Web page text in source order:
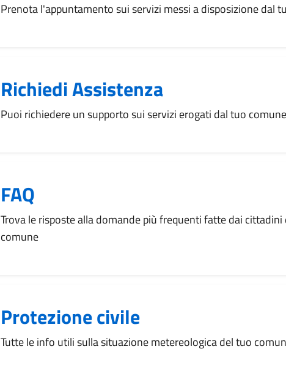
Prenota l'appuntamento sui servizi messi a disposizione dal
Richiedi Assistenza
Puoi richiedere un supporto sui servizi erogati dal tuo comune
FAQ
Trova le risposte alla domande più frequenti fatte dai cittadini
comune
Protezione civile
Tutte le info utili sulla situazione metereologica del tuo